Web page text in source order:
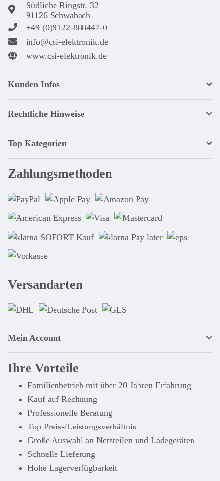
Südliche Ringstr. 32
91126 Schwabach
+49 (0)9122-888447-0
info@csi-elektronik.de
www.csi-elektronik.de
Kunden Infos
Rechtliche Hinweise
Top Kategorien
Zahlungsmethoden
Versandarten
Mein Account
Ihre Vorteile
Familienbetrieb mit über 20 Jahren Erfahrung
Kauf auf Rechnung
Professionelle Beratung
Top Preis-/Leistungsverhältnis
Große Auswahl an Netzteilen und Ladegeräten
Schnelle Lieferung
Hohe Lagerverfügbarkeit